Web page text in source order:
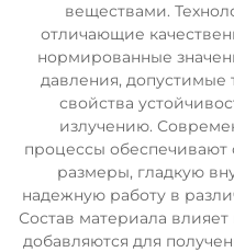
веществами.
отличающие
нормированные
давления,
свойства
излучению.
процессы обеспечивают
размеры, гладкую
надежную работу в
Состав материала
добавляются для